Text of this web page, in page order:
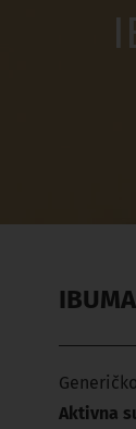
Aktivna